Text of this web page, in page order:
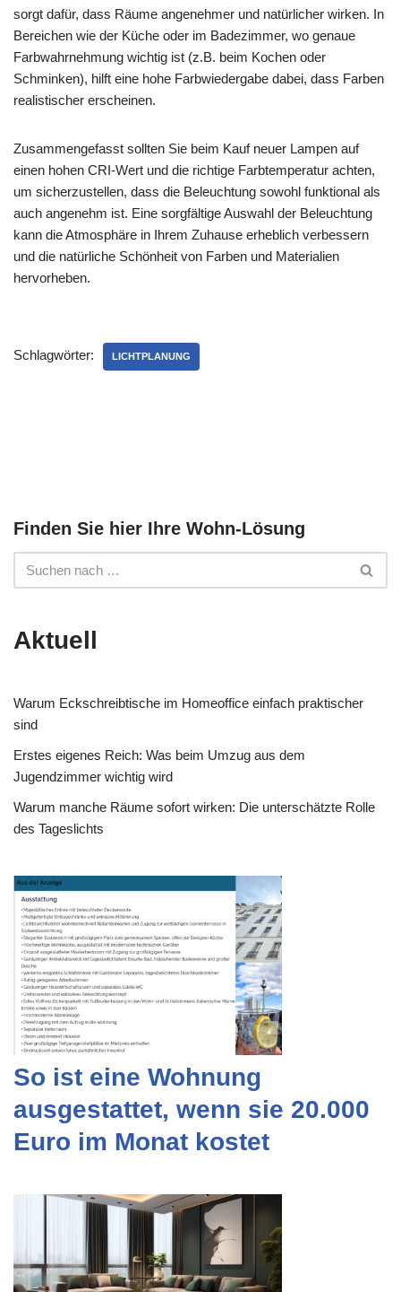
sorgt dafür, dass Räume angenehmer und natürlicher wirken. In
Bereichen wie der Küche oder im Badezimmer, wo genaue
Farbwahrnehmung wichtig ist (z.B. beim Kochen oder
Schminken), hilft eine hohe Farbwiedergabe dabei, dass Farben
realistischer erscheinen.
Zusammengefasst sollten Sie beim Kauf neuer Lampen auf
einen hohen CRI-Wert und die richtige Farbtemperatur achten,
um sicherzustellen, dass die Beleuchtung sowohl funktional als
auch angenehm ist. Eine sorgfältige Auswahl der Beleuchtung
kann die Atmosphäre in Ihrem Zuhause erheblich verbessern
und die natürliche Schönheit von Farben und Materialien
hervorheben.
Schlagwörter: LICHTPLANUNG
Finden Sie hier Ihre Wohn-Lösung
Aktuell
Warum Eckschreibtische im Homeoffice einfach praktischer
sind
Erstes eigenes Reich: Was beim Umzug aus dem
Jugendzimmer wichtig wird
Warum manche Räume sofort wirken: Die unterschätzte Rolle
des Tageslichts
So ist eine Wohnung
ausgestattet, wenn sie 20.000
Euro im Monat kostet